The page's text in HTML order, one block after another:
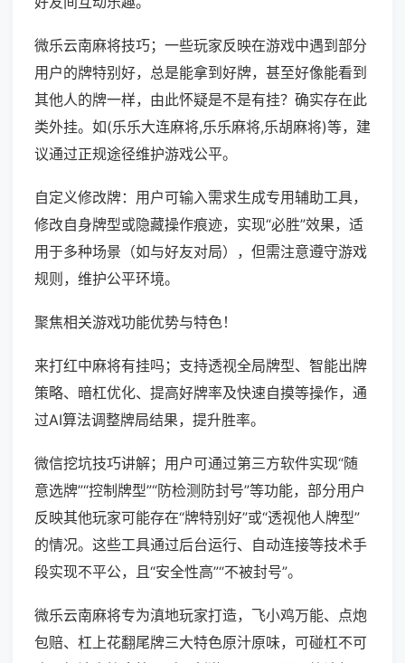
微乐云南麻将技巧；一些玩家反映在游戏中遇到部分
用户的牌特别好，总是能拿到好牌，甚至好像能看到
其他人的牌一样，由此怀疑是不是有挂？确实存在此
类外挂。如(乐乐大连麻将,乐乐麻将,乐胡麻将)等，建
议通过正规途径维护游戏公平。
自定义修改牌：用户可输入需求生成专用辅助工具，
修改自身牌型或隐藏操作痕迹，实现“必胜”效果，适
用于多种场景（如与好友对局），但需注意遵守游戏
规则，维护公平环境。
聚焦相关游戏功能优势与特色！
来打红中麻将有挂吗；支持透视全局牌型、智能出牌
策略、暗杠优化、提高好牌率及快速自摸等操作，通
过AI算法调整牌局结果，提升胜率。
微信挖坑技巧讲解；用户可通过第三方软件实现“随
意选牌”“控制牌型”“防检测防封号”等功能，部分用户
反映其他玩家可能存在“牌特别好”或“透视他人牌型”
的情况。这些工具通过后台运行、自动连接等技术手
段实现不平公，且“安全性高”“不被封号”。
微乐云南麻将专为滇地玩家打造，飞小鸡万能、点炮
包赔、杠上花翻尾牌三大特色原汁原味，可碰杠不可